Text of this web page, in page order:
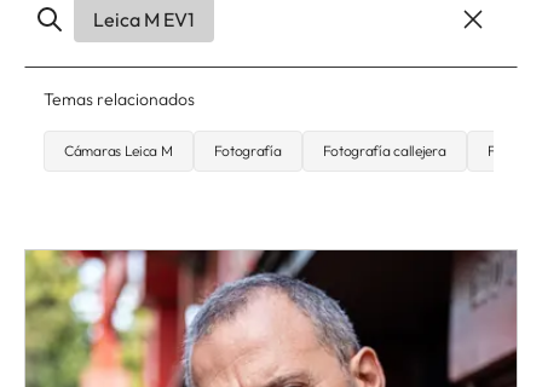
Leica M EV1
Temas relacionados
Cámaras Leica M Fotografía Fotografía callejera